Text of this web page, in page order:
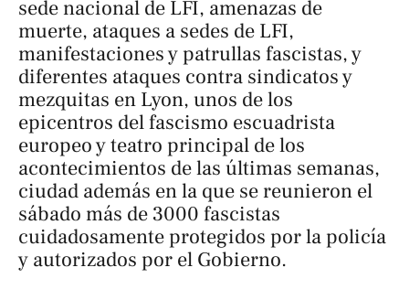
sede nacional de LFI, amenazas de
muerte, ataques a sedes de LFI,
manifestaciones y patrullas fascistas, y
diferentes ataques contra sindicatos y
mezquitas en Lyon, unos de los
epicentros del fascismo escuadrista
europeo y teatro principal de los
acontecimientos de las últimas semanas,
ciudad además en la que se reunieron el
sábado más de 3000 fascistas
cuidadosamente protegidos por la policía
y autorizados por el Gobierno.